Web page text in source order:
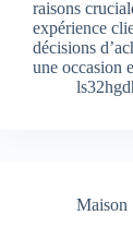
raisons
expérience
décisions
une occasion
Maison